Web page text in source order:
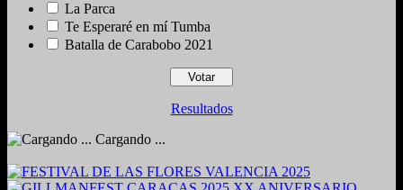
La Parca
Te Esperaré en mí Tumba
Batalla de Carabobo 2021
Resultados
Cargando ...